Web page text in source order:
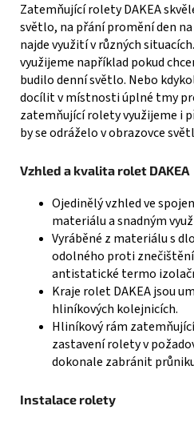
Zatemňující rolety DAKEA
světlo, na přání promění den
najde využití v různých
využijeme například pokud
budilo denní světlo. Nebo
docílit v místnosti úplné tmy
zatemňující rolety využijeme i
by se odráželo v obrazovce
Vzhled a kvalita rolet DAKEA
Ojedinělý vzhled ve
materiálu a snadným
Vyráběné z materiálu s
odolného proti
antistatické termo
Kraje rolet DAKEA jsou
hliníkových kolejnicích.
Hliníkový rám
zastavení rolety v
dokonale zabránit
Instalace rolety